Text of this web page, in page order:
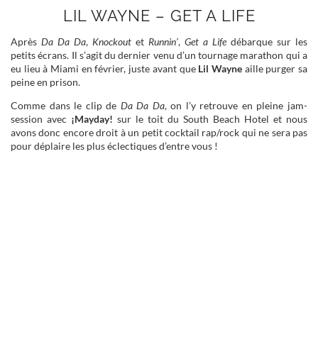
LIL WAYNE – GET A LIFE
Après Da Da Da, Knockout et Runnin’, Get a Life débarque sur les
petits écrans. Il s’agit du dernier venu d’un tournage marathon qui a
eu lieu à Miami en février, juste avant que Lil Wayneaille purger sa
peine en prison.
Comme dans le clip de Da Da Da, on l’y retrouve en pleine jam-
session avec ¡Mayday! sur le toit du South Beach Hotel et nous
avons donc encore droit à un petit cocktail rap/rock qui ne sera pas
pour déplaire les plus éclectiques d’entre vous !